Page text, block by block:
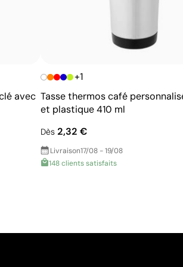
avec
+1
Tasse thermos café
et plastique 410 ml
Dès 2,32 €
Livraison17/08 - 19/08
148 clients satisfaits